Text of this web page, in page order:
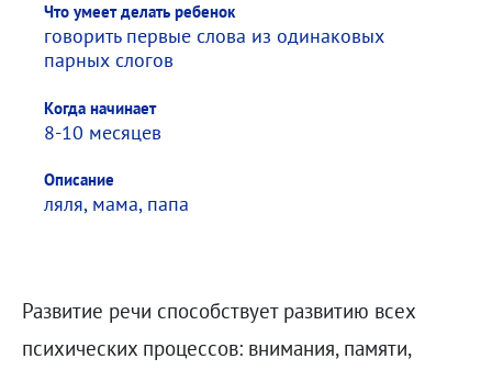
Что умеет делать ребенок
говорить первые слова из одинаковых
парных слогов
Когда начинает
8-10 месяцев
Описание
ляля, мама, папа
Развитие речи способствует развитию всех
психических процессов: внимания, памяти,